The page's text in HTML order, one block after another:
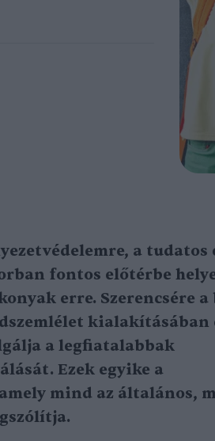
a tudatos
fontos előtérbe
erre. Szerencsére a
kialakításában
a legfiatalabbak
Ezek egyike a
mind az általános,